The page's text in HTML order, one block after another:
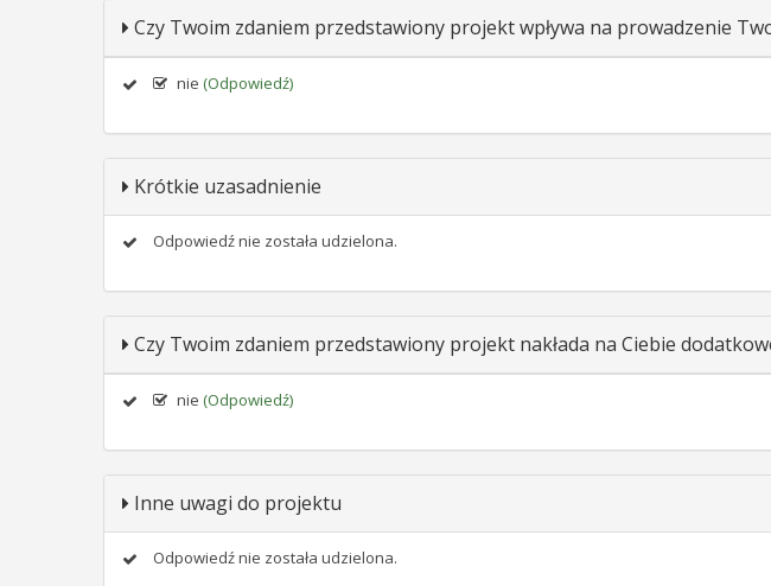
Czy Twoim zdaniem przedstawiony projekt wpływa na prowadzenie
nie (Odpowiedź)
Krótkie uzasadnienie
Odpowiedź nie została udzielona.
Czy Twoim zdaniem przedstawiony projekt nakłada na Ciebie
nie (Odpowiedź)
Inne uwagi do projektu
Odpowiedź nie została udzielona.